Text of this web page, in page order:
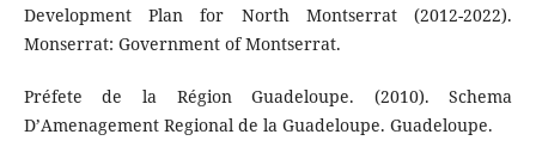
Development Plan for North Montserrat (2012-2022).
Monserrat: Government of Montserrat.
Préfete de la Région Guadeloupe. (2010). Schema
D’Amenagement Regional de la Guadeloupe. Guadeloupe.